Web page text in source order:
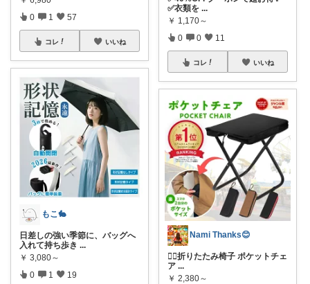
0 1 57
コレ いいね
もこ🐇
日差しの強い季節に、バッグへ
入れて持ち歩き ...
￥ 3,080～
0 1 19
✅衣類を ...
￥ 1,170～
0 0 11
コレ いいね
Nami Thanks😊
💁‍♀️折りたたみ椅子 ポケットチェ
ア ...
￥ 2,380～